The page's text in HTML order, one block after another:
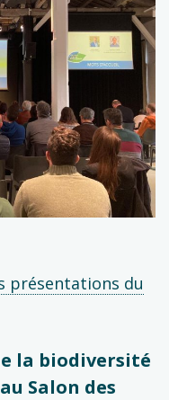
présentations du
la biodiversité
Salon des